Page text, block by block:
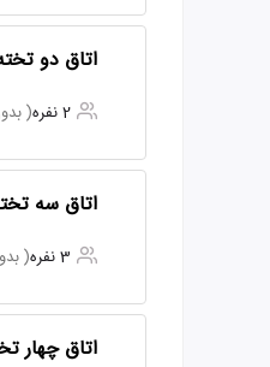
اتاق دو
2 نفره (
اتاق سه
3 نفره (
اتاق چهار